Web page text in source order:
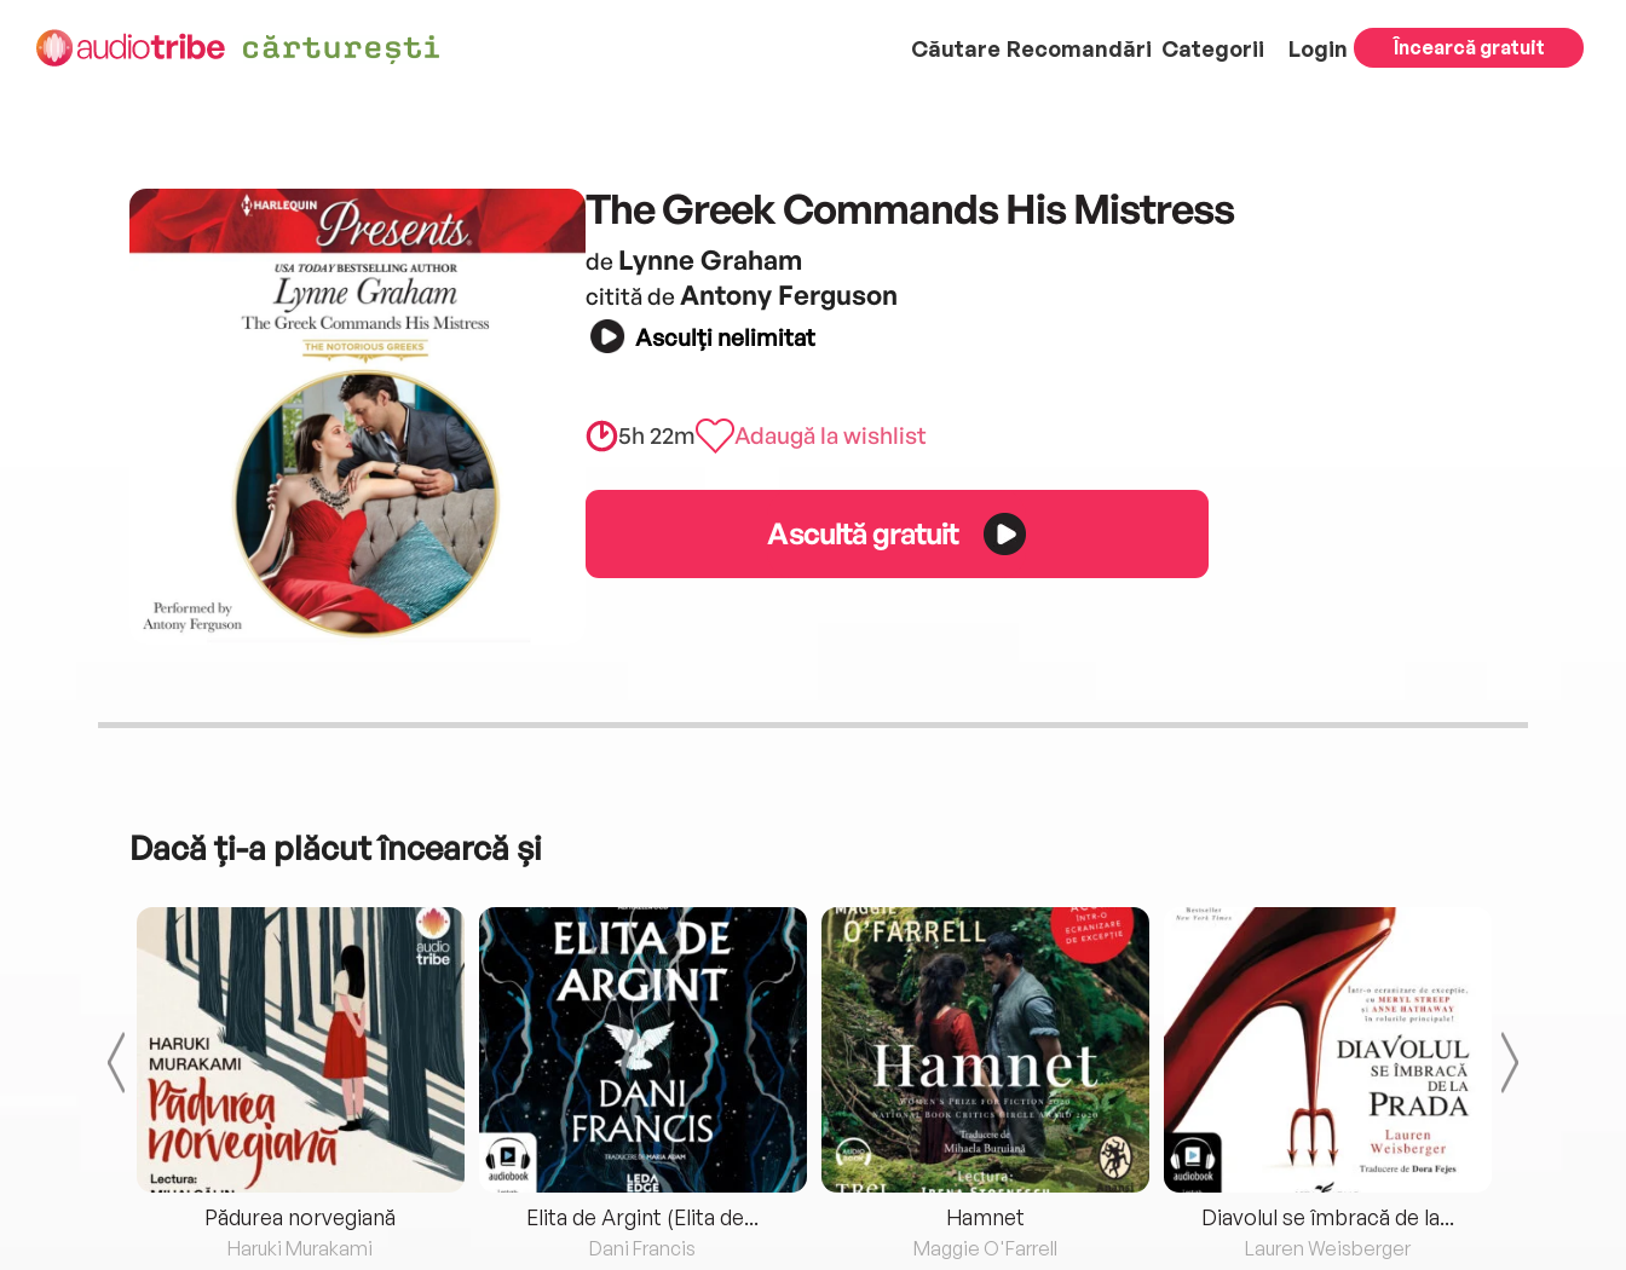
Căutare Recomandări Categorii Login Încearcă gratuit
The Greek Commands His Mistress
de Lynne Graham
citită de Antony Ferguson
Asculți nelimitat
5h 22m Adaugă la wishlist
Ascultă gratuit
Dacă ți-a plăcut încearcă și
Pădurea norvegiană
Haruki Murakami
Elita de Argint (Elita de...
Dani Francis
Hamnet
Maggie O'Farrell
Diavolul se îmbracă de la...
Lauren Weisberger